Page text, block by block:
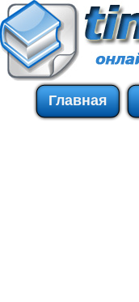
Главная